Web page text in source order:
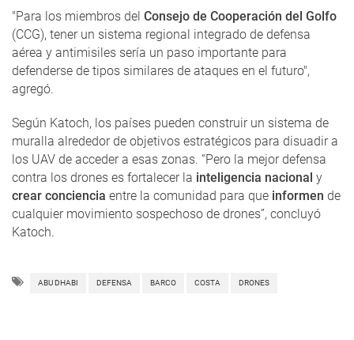
"Para los miembros del Consejo de Cooperación del Golfo
(CCG), tener un sistema regional integrado de defensa
aérea y antimisiles sería un paso importante para
defenderse de tipos similares de ataques en el futuro",
agregó.
Según Katoch, los países pueden construir un sistema de
muralla alrededor de objetivos estratégicos para disuadir a
los UAV de acceder a esas zonas. “Pero la mejor defensa
contra los drones es fortalecer la inteligencia nacional y
crear conciencia entre la comunidad para que informen de
cualquier movimiento sospechoso de drones”, concluyó
Katoch.
ABU DHABI DEFENSA BARCO COSTA DRONES